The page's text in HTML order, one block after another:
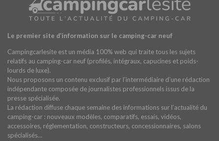
Le premier site d’information sur le camping-car neuf
Campingcarlesite est un média 100% web qui traite tous les sujets
relatifs au camping-car neuf (profilés, intégraux, capucines et poids-
lourds de luxe).
Nous proposons un contenu exclusif par l’intermédiaire d’une rédaction
indépendante composée de journalistes professionnels issus de la
presse spécialisée.
La rédaction diffuse chaque semaine des informations sur l’actualité du
camping-car : nouveaux modèles, comparatifs, essais, vidéos,
accessoires, réglementation, constructeurs, concessionnaires, salons
spécialisés…